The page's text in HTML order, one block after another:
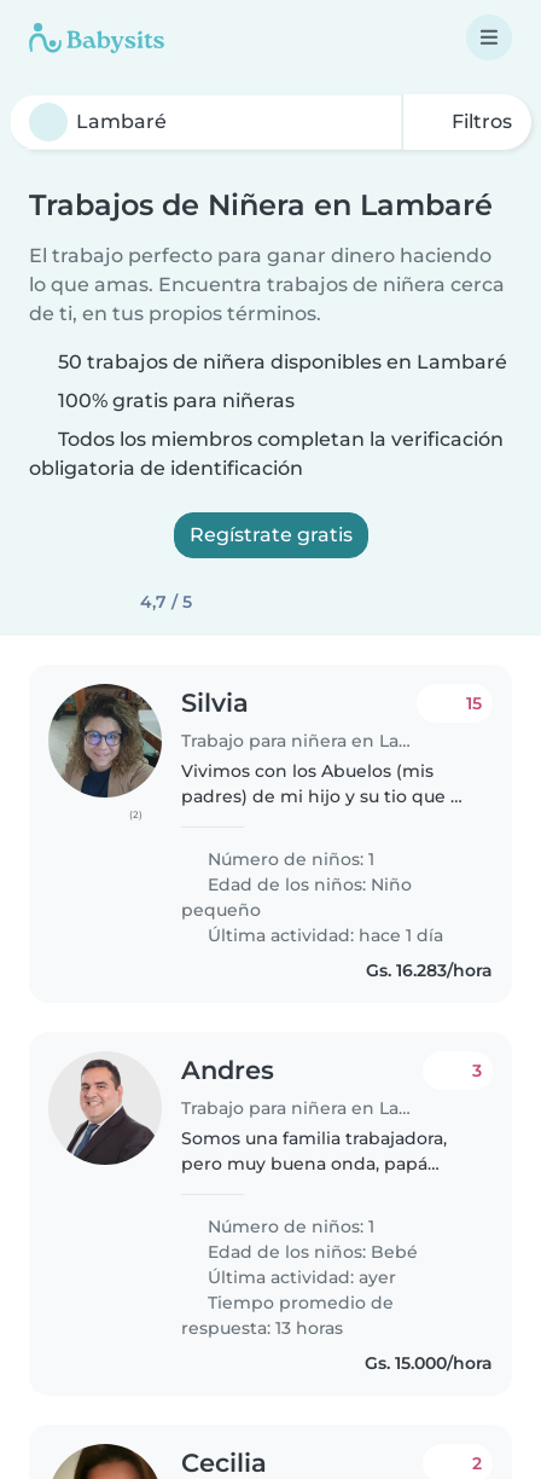
Filtros
Trabajos de Niñera en Lambaré
El trabajo perfecto para ganar dinero haciendo
lo que amas. Encuentra trabajos de niñera cerca
de ti, en tus propios términos.
50 trabajos de niñera disponibles en Lambaré
100% gratis para niñeras
Todos los miembros completan la verificación
obligatoria de identificación
Regístrate gratis
4,7 / 5
(2)
Silvia
Trabajo para niñera en Lambaré
15
Vivimos con los Abuelos (mis
padres) de mi hijo y su tio que es
o no esta), mi bebe de 1 año, 7
meses ya, es super energetico y
le encanta jugar, les..
Número de niños: 1
Edad de los niños: Niño
pequeño
Última actividad: hace 1 día
Gs. 16.283/hora
Andres
Trabajo para niñera en Lambaré
3
Somos una familia trabajadora,
pero muy buena onda, papá
Número de niños: 1
Edad de los niños: Bebé
Última actividad: ayer
Tiempo promedio de
respuesta: 13 horas
Gs. 15.000/hora
Cecilia 2